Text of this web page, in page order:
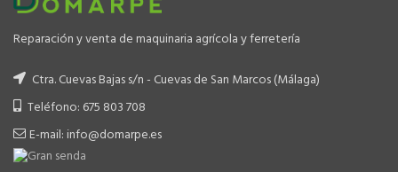
Reparación y venta de maquinaria agrícola y ferretería
Ctra. Cuevas Bajas s/n - Cuevas de San Marcos (Málaga)
Teléfono: 675 803 708
E-mail: info@domarpe.es